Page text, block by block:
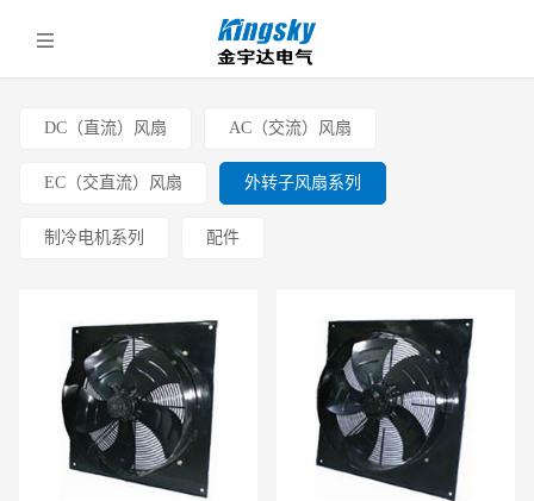
DC（直流）风扇 AC（交流）风扇
EC（交直流）风扇 外转子风扇系列
制冷电机系列 配件